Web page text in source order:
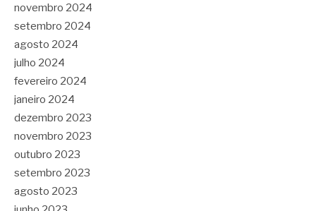
novembro 2024
setembro 2024
agosto 2024
julho 2024
fevereiro 2024
janeiro 2024
dezembro 2023
novembro 2023
outubro 2023
setembro 2023
agosto 2023